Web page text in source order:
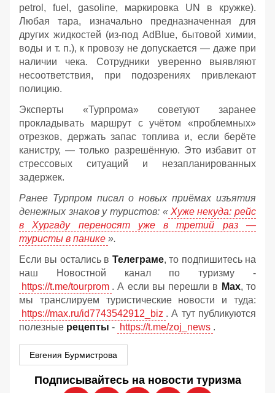
petrol, fuel, gasoline, маркировка UN в кружке).
Любая тара, изначально предназначенная для
других жидкостей (из‑под AdBlue, бытовой химии,
воды и т. п.), к провозу не допускается — даже при
наличии чека. Сотрудники уверенно выявляют
несоответствия, при подозрениях привлекают
полицию.
Эксперты «Турпрома» советуют заранее
прокладывать маршрут с учётом «проблемных»
отрезков, держать запас топлива и, если берёте
канистру, — только разрешённую. Это избавит от
стрессовых ситуаций и незапланированных
задержек.
Ранее Турпром писал о новых приёмах изъятия
денежных знаков у туристов: « Хуже некуда: рейс
в Хургаду переносят уже в третий раз —
туристы в панике ».
Если вы остались в Телеграме, то подпишитесь на
наш Новостной канал по туризму -
https://t.me/tourprom . А если вы перешли в Мах, то
мы транслируем туристические новости и туда:
https://max.ru/id7743542912_biz . А тут публикуются
полезные рецепты - https://t.me/zoj_news .
Евгения Бурмистрова
Подписывайтесь на новости туризма